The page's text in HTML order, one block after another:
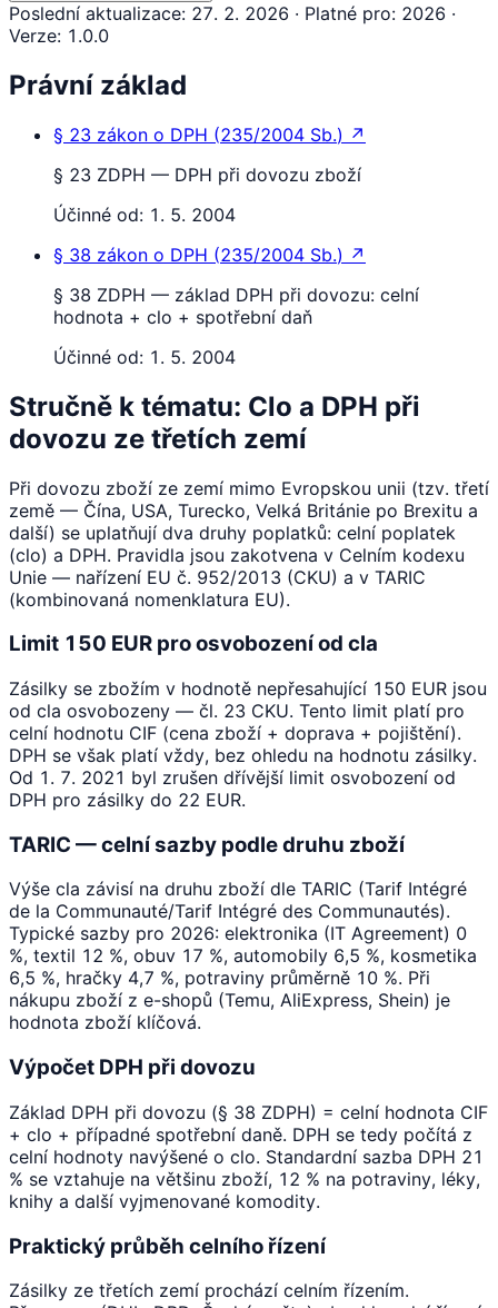
Poslední aktualizace: 27. 2. 2026 · Platné pro: 2026 ·
Verze: 1.0.0
Právní základ
§ 23 zákon o DPH (235/2004 Sb.) ↗
§ 23 ZDPH — DPH při dovozu zboží
Účinné od: 1. 5. 2004
§ 38 zákon o DPH (235/2004 Sb.) ↗
§ 38 ZDPH — základ DPH při dovozu: celní
hodnota + clo + spotřební daň
Účinné od: 1. 5. 2004
Stručně k tématu: Clo a DPH při
dovozu ze třetích zemí
Při dovozu zboží ze zemí mimo Evropskou unii (tzv. třetí
země — Čína, USA, Turecko, Velká Británie po Brexitu a
další) se uplatňují dva druhy poplatků: celní poplatek
(clo) a DPH. Pravidla jsou zakotvena v Celním kodexu
Unie — nařízení EU č. 952/2013 (CKU) a v TARIC
(kombinovaná nomenklatura EU).
Limit 150 EUR pro osvobození od cla
Zásilky se zbožím v hodnotě nepřesahující 150 EUR jsou
od cla osvobozeny — čl. 23 CKU. Tento limit platí pro
celní hodnotu CIF (cena zboží + doprava + pojištění).
DPH se však platí vždy, bez ohledu na hodnotu zásilky.
Od 1. 7. 2021 byl zrušen dřívější limit osvobození od
DPH pro zásilky do 22 EUR.
TARIC — celní sazby podle druhu zboží
Výše cla závisí na druhu zboží dle TARIC (Tarif Intégré
de la Communauté/Tarif Intégré des Communautés).
Typické sazby pro 2026: elektronika (IT Agreement) 0
%, textil 12 %, obuv 17 %, automobily 6,5 %, kosmetika
6,5 %, hračky 4,7 %, potraviny průměrně 10 %. Při
nákupu zboží z e-shopů (Temu, AliExpress, Shein) je
hodnota zboží klíčová.
Výpočet DPH při dovozu
Základ DPH při dovozu (§ 38 ZDPH) = celní hodnota CIF
+ clo + případné spotřební daně. DPH se tedy počítá z
celní hodnoty navýšené o clo. Standardní sazba DPH 21
% se vztahuje na většinu zboží, 12 % na potraviny, léky,
knihy a další vyjmenované komodity.
Praktický průběh celního řízení
Zásilky ze třetích zemí prochází celním řízením.